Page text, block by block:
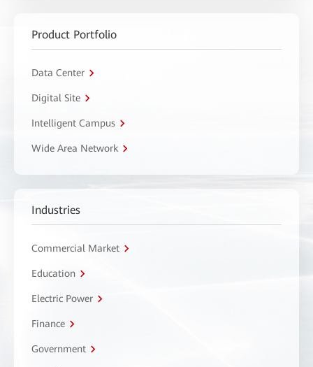
Product Portfolio
Data Center
Digital Site
Intelligent Campus
Wide Area Network
Industries
Commercial Market
Education
Electric Power
Finance
Government